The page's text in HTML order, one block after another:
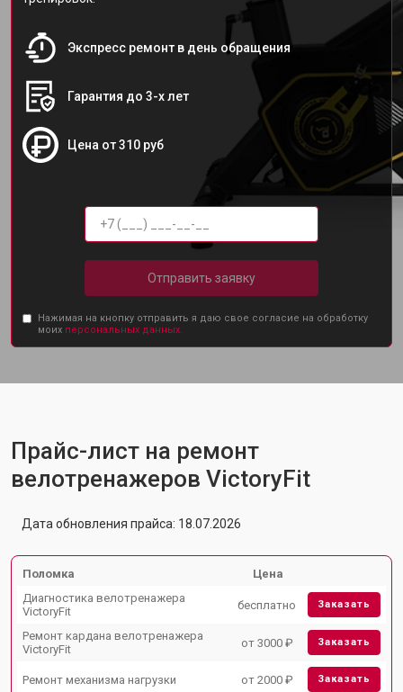
Экспресс ремонт в день обращения
Гарантия до 3-х лет
Цена от 310 руб
Отправить заявку
Нажимая на кнопку отправить я даю свое согласие на обработку
моих персональных данных.
Прайс-лист на ремонт
велотренажеров VictoryFit
Дата обновления прайса: 18.07.2026
Поломка
Цена
Диагностика велотренажера
VictoryFit
бесплатно Заказать
Ремонт кардана велотренажера
VictoryFit
от 3000 ₽ Заказать
Ремонт механизма нагрузки от 2000 ₽ Заказать